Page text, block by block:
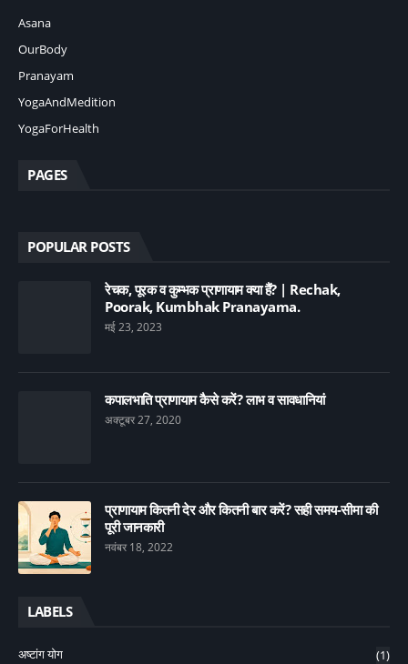
Asana
OurBody
Pranayam
YogaAndMedition
YogaForHealth
PAGES
POPULAR POSTS
रेचक, पूरक व कुम्भक प्राणायाम क्या हैं? | Rechak,
Poorak, Kumbhak Pranayama.
मई 23, 2023
कपालभाति प्राणायाम कैसे करें? लाभ व सावधानियां
अक्टूबर 27, 2020
प्राणायाम कितनी देर और कितनी बार करें? सही समय-सीमा की
पूरी जानकारी
नवंबर 18, 2022
LABELS
अष्टांग योग
(1)